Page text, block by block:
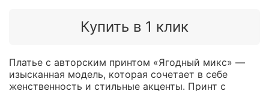
Купить в 1 клик
Платье с авторским принтом «Ягодный микс» —
изысканная модель, которая сочетает в себе
женственность и стильные акценты. Принт с